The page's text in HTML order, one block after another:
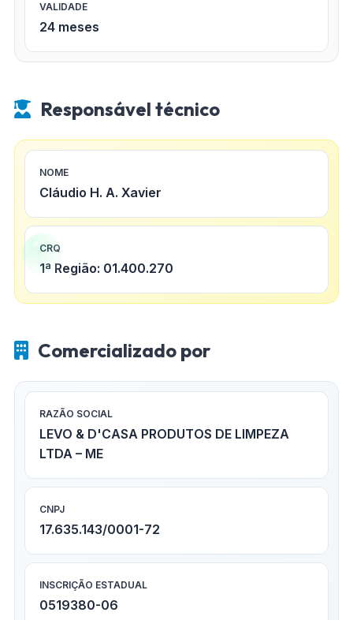
VALIDADE
24 meses
Responsável técnico
NOME
Cláudio H. A. Xavier
CRQ
1ª Região: 01.400.270
Comercializado por
RAZÃO SOCIAL
LEVO & D'CASA PRODUTOS DE LIMPEZA
LTDA – ME
CNPJ
17.635.143/0001-72
INSCRIÇÃO ESTADUAL
0519380-06